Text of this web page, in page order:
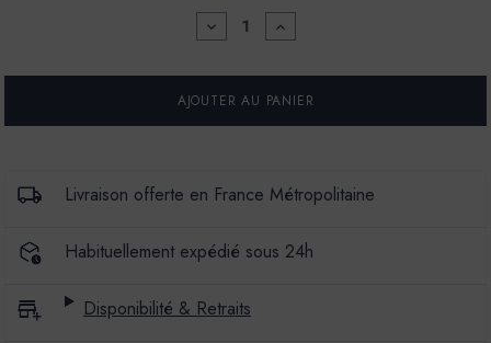
DIMINUER
LA
POUR
MARBREX®
-
25
ENDUIT
-
AUGMENTER
LA
POUR
MARBREX®
-
-
25
ENDUIT
Livraison offerte en France Métropolitaine
Habituellement expédié sous 24h
Disponibilité & Retraits